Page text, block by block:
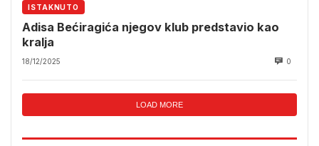
ISTAKNUTO
Adisa Bećiragića njegov klub predstavio kao
kralja
18/12/2025 0
LOAD MORE